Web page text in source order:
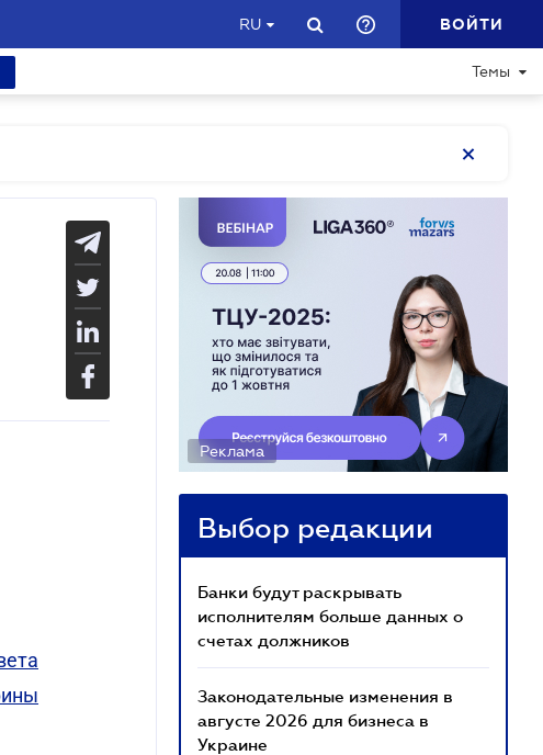
RU ВОЙТИ
Темы
Реклама
Выбор редакции
Банки будут раскрывать
исполнителям больше данных о
счетах должников
Законодательные изменения в
августе 2026 для бизнеса в
Украине